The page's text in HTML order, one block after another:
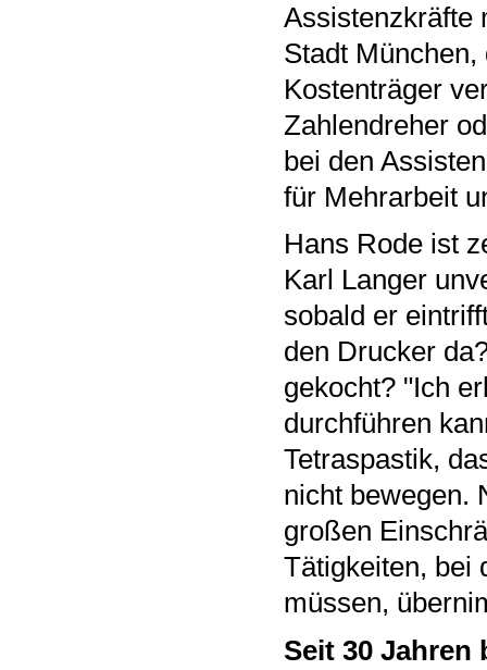
Assistenzkräfte
Stadt
Kostenträger
Zahlendreher
bei den
für Mehrarbeit
Hans Rode ist
Karl Langer
sobald er
den Drucker
gekocht? "Ich
durchführen
Tetraspastik,
nicht bewegen.
großen
Tätigkeiten, bei
müssen,
Seit 30 Jahren